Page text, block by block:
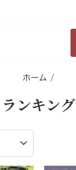
ホーム /
ランキング